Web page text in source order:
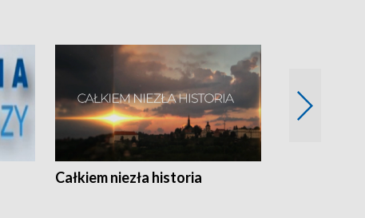
Całkiem niezła historia